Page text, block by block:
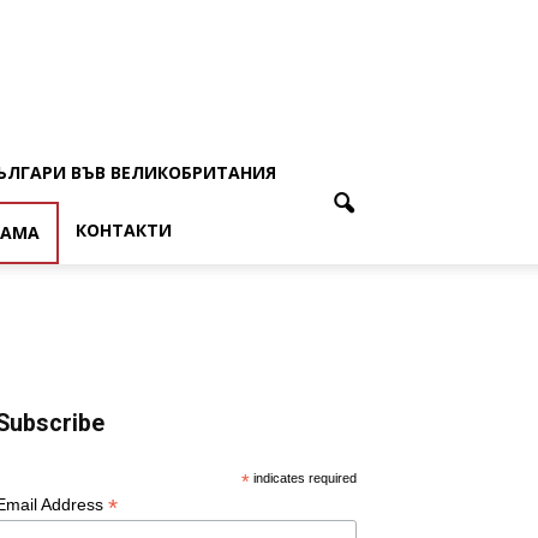
ВЪВ ВЕЛИКОБРИТАНИЯ
КОНТАКТИ
* indicates required
Address *